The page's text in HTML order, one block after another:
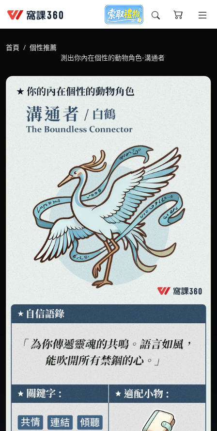
今天想要學什麼?
窩課推薦給您
首頁
個性推薦
測出你內在個性的動物角色-溝通者